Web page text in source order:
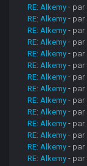
RE: Alkemy - par
RE: Alkemy - par
RE: Alkemy - par
RE: Alkemy - par
RE: Alkemy - par
RE: Alkemy - par
RE: Alkemy - par
RE: Alkemy - par
RE: Alkemy - par
RE: Alkemy - par
RE: Alkemy - par
RE: Alkemy - par
RE: Alkemy - par
RE: Alkemy - par